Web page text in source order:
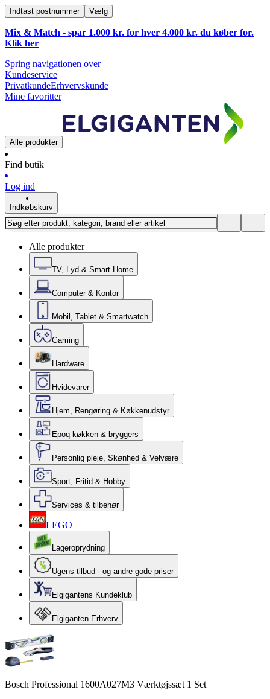
Indtast postnummer Vælg
Mix & Match - spar 1.000 kr. for hver 4.000 kr. du køber for.
Klik her
Spring navigationen over
Kundeservice
PrivatkundeErhvervskunde
Mine favoritter
Alle produkter
Find butik
Log ind
Indkøbskurv
Alle produkter
TV, Lyd & Smart Home
Computer & Kontor
Mobil, Tablet & Smartwatch
Gaming
Hardware
Hvidevarer
Hjem, Rengøring & Køkkenudstyr
Epoq køkken & bryggers
Personlig pleje, Skønhed & Velvære
Sport, Fritid & Hobby
Services & tilbehør
LEGO
Lageroprydning
Ugens tilbud - og andre gode priser
Elgigantens Kundeklub
Elgiganten Erhverv
Bosch Professional 1600A027M3 Værktøjssæt 1 Set